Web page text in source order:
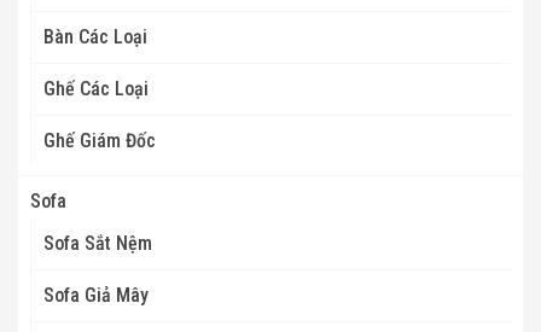
Bàn Các Loại
Ghế Các Loại
Ghế Giám Đốc
Sofa
Sofa Sắt Nệm
Sofa Giả Mây